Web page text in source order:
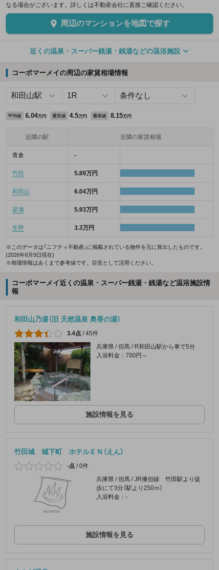
なる場合がございます。詳しくは不動産会社に直接ご確認ください。
周辺のマンションを地図で探す
近くの温泉・スーパー銭湯・銭湯などの温浴施設
コーポマーメイの周辺の家賃相場情報
平均値 6.04万円 最安値 4.5万円 最高値 8.15万円
近隣の駅 近隣の家賃相場
青倉 -
竹田 5.89万円
和田山 6.04万円
梁瀬 5.93万円
生野 3.3万円
※このデータは「ニフティ不動産」に掲載されている物件を元に算出したものです。
(2026年8月9日現在)
※相場情報はあくまで参考値です。目安として活用ください。
コーポマーメイ近くの温泉・スーパー銭湯・銭湯など温浴施設情
報
和田山乃湯（旧 天然温泉 奥香の湯）
3.4点 /45件
兵庫県 / 但馬 / R和田山駅から車で5分
入浴料金：700円～
施設情報を見る
竹田城 城下町 ホテルＥＮ（えん）
-点 /0件
兵庫県 / 但馬 / JR播但線 竹田駅より徒
歩にて3分（駅より250ｍ）
入浴料金：-
施設情報を見る